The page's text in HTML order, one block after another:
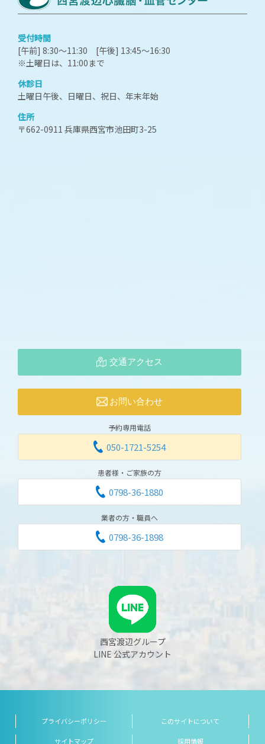
受付時間
[午前] 8:30～11:30 [午後] 13:45～16:30
※土曜日は、11:00まで
休診日
土曜日午後、日曜日、祝日、年末年始
住所
〒662-0911 兵庫県西宮市池田町3-25
交通アクセス
お問い合わせ
予約専用電話
050-1721-5254
患者様・ご家族の方
0798-36-1880
業者の方・職員へ
0798-36-1898
西宮渡辺グループ
LINE 公式アカウント
プライバシーポリシー このサイトについて
サイトマップ 採用情報